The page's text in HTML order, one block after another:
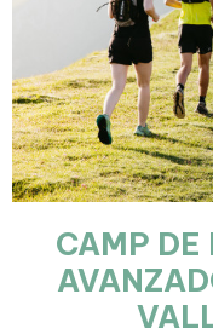
CAMP DE